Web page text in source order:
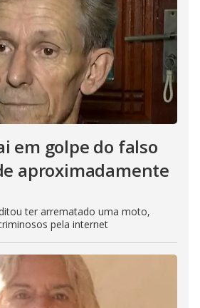
em golpe do falso
aproximadamente
ter arrematado uma moto,
pela internet